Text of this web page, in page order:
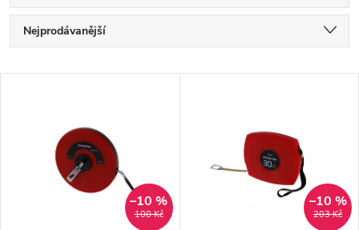
Ř
a
Nejprodávanější
Abecedně
100 Kč
–10 %
203 Kč
–10 %